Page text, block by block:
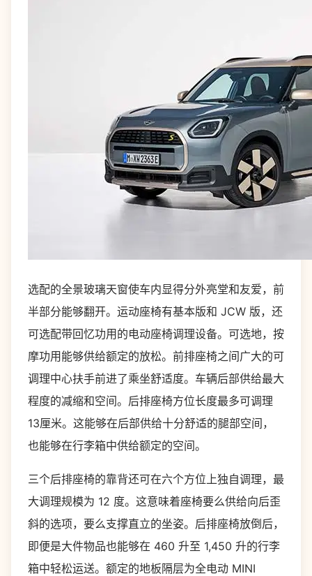
选配的全景玻璃天窗使车内显得分外亮堂和友爱，前
半部分能够翻开。运动座椅有基本版和 JCW 版，还
可选配带回忆功用的电动座椅调理设备。可选地，按
摩功用能够供给额定的放松。前排座椅之间广大的可
调理中心扶手前进了乘坐舒适度。车辆后部供给最大
程度的减缩和空间。后排座椅方位长度最多可调理
13厘米。这能够在后部供给十分舒适的腿部空间，
也能够在行李箱中供给额定的空间。
三个后排座椅的靠背还可在六个方位上独自调理，最
大调理规模为 12 度。这意味着座椅要么供给向后歪
斜的选项，要么支撑直立的坐姿。后排座椅放倒后，
即便是大件物品也能够在 460 升至 1,450 升的行李
箱中轻松运送。额定的地板隔层为全电动 MINI